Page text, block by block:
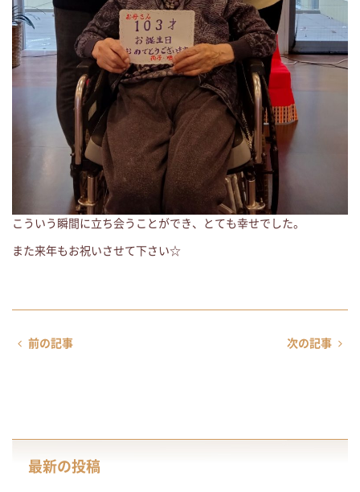
こういう瞬間に立ち会うことができ、とても幸せでした。
また来年もお祝いさせて下さい☆
前の記事 次の記事
最新の投稿